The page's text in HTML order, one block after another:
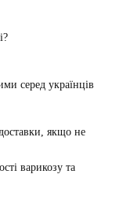
серед українців
якщо не
варикозу та